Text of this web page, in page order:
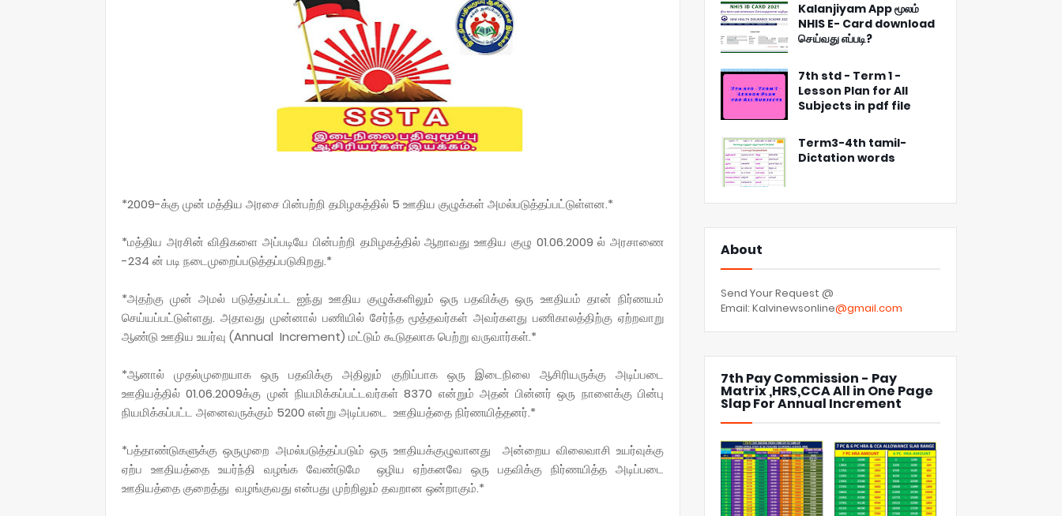
*2009-க்கு முன் மத்திய அரசை பின்பற்றி தமிழகத்தில் 5 ஊதிய குழுக்கள் அமல்படுத்தப்பட்டுள்ளன.*
*மத்திய அரசின் விதிகளை அப்படியே பின்பற்றி தமிழகத்தில் ஆறாவது ஊதிய குழு 01.06.2009 ல் அரசாணை
-234 ன் படி நடைமுறைப்படுத்தப்படுகிறது.*
*அதற்கு முன் அமல் படுத்தப்பட்ட ஐந்து ஊதிய குழுக்களிலும் ஒரு பதவிக்கு ஒரு ஊதியம் தான் நிர்ணயம்
செய்யப்பட்டுள்ளது. அதாவது முன்னால் பணியில் சேர்ந்த மூத்தவர்கள்‌ அவர்களது பணிகாலத்திற்கு ஏற்றவாறு
ஆண்டு ஊதிய உயர்வு (Annual Increment) மட்டும் கூடுதலாக பெற்று வருவார்கள்.*
*ஆனால் முதல்முறையாக ஒரு பதவிக்கு அதிலும் குறிப்பாக ஒரு இடைநிலை ஆசிரியருக்கு அடிப்படை
ஊதியத்தில் 01.06.2009க்கு முன் நியமிக்கப்பட்டவர்கள் 8370 என்றும் அதன் பின்னர் ஒரு நாளைக்கு பின்பு
நியமிக்கப்பட்ட அனைவருக்கும் 5200 என்று அடிப்படை ஊதியத்தை நிர்ணயித்தனர்.*
*பத்தாண்டுகளுக்கு ஒருமுறை அமல்படுத்தப்படும் ஒரு ஊதியக்குழுவானது அன்றைய விலைவாசி உயர்வுக்கு
ஏற்ப ஊதியத்தை உயர்ந்தி வழங்க வேண்டுமே ஒழிய ஏற்கனவே ஒரு பதவிக்கு நிர்ணயித்த அடிப்படை
ஊதியத்தை குறைத்து வழங்குவது என்பது முற்றிலும் தவறான ஒன்றாகும்.*
Kalanjiyam App மூலம்
NHIS E- Card download
செய்வது எப்படி?
7th std - Term 1 -
Lesson Plan for All
Subjects in pdf file
Term3-4th tamil-
Dictation words
About
Send Your Request @
Email: Kalvinewsonline@gmail.com
7th Pay Commission - Pay
Matrix ,HRS,CCA All in One Page
Slap For Annual Increment